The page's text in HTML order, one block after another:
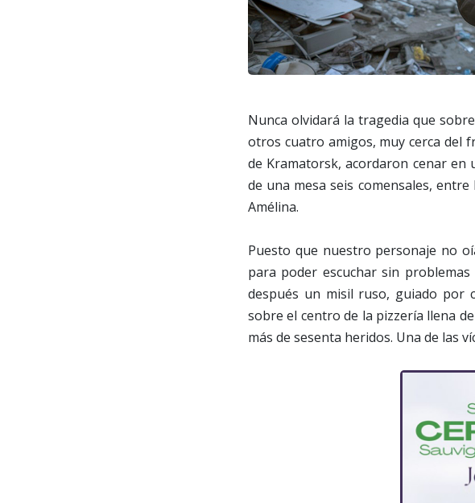
Nunca olvidará la tragedia que
otros cuatro amigos, muy cerca del
de Kramatorsk, acordaron cenar en
de una mesa seis comensales,
Amélina.
Puesto que nuestro personaje no
para poder escuchar sin
después un misil ruso, guiado por
sobre el centro de la pizzería llena
más de sesenta heridos. Una de las